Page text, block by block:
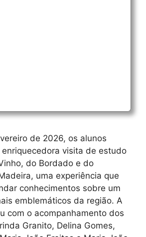
de 2026, os alunos
enriquecedora visita de estudo
do Bordado e do
uma experiência que
conhecimentos sobre um
emblemáticos da região. A
com o acompanhamento dos
Granito, Delina Gomes,